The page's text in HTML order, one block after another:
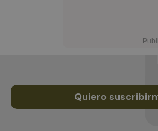
Quiero